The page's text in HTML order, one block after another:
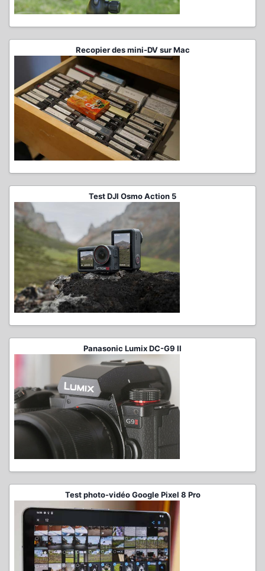
Recopier des mini-DV sur Mac
Test DJI Osmo Action 5
Panasonic Lumix DC-G9 II
Test photo-vidéo Google Pixel 8 Pro